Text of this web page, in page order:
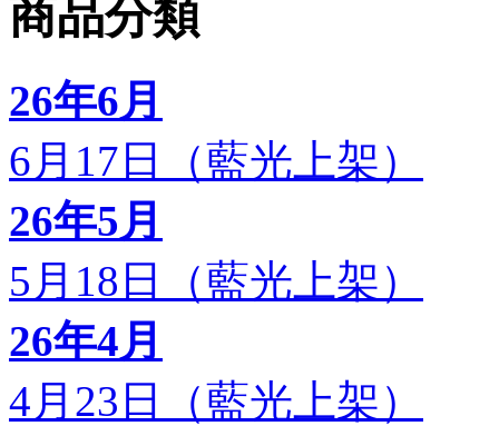
商品分類
26年6月
6月17日（藍光上架）
26年5月
5月18日（藍光上架）
26年4月
4月23日（藍光上架）